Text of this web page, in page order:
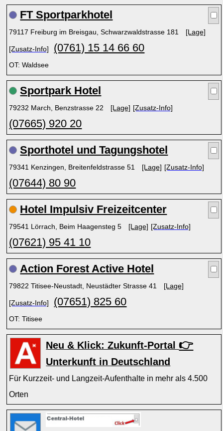
FT Sportparkhotel
79117 Freiburg im Breisgau, Schwarzwaldstrasse 181 [Lage]
[Zusatz-Info] (0761) 15 14 66 60
OT: Waldsee
Sportpark Hotel
79232 March, Benzstrasse 22 [Lage] [Zusatz-Info]
(07665) 920 20
Sporthotel und Tagungshotel
79341 Kenzingen, Breitenfeldstrasse 51 [Lage] [Zusatz-Info]
(07644) 80 90
Hotel Impulsiv Freizeitcenter
79541 Lörrach, Beim Haagensteg 5 [Lage] [Zusatz-Info]
(07621) 95 41 10
Action Forest Active Hotel
79822 Titisee-Neustadt, Neustädter Strasse 41 [Lage]
[Zusatz-Info] (07651) 825 60
OT: Titisee
Neu & Klick: Zukunft-Portal 👉
Unterkunft in Deutschland
Für Kurzzeit- und Langzeit-Aufenthalte in mehr als 4.500
Orten